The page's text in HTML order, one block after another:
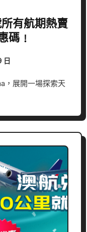
有航期熱賣
碼﹗
日